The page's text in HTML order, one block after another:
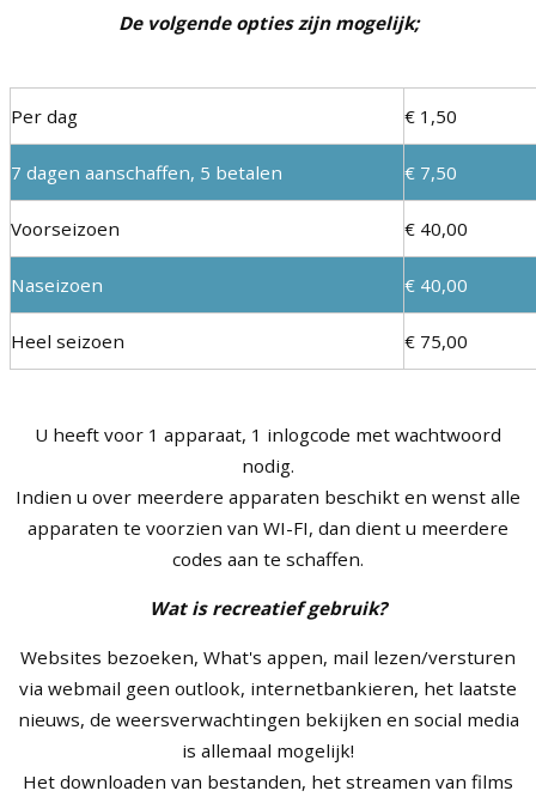
De volgende opties zijn mogelijk;
Per dag € 1,50
7 dagen aanschaffen, 5 betalen € 7,50
Voorseizoen € 40,00
Naseizoen € 40,00
Heel seizoen € 75,00
U heeft voor 1 apparaat, 1 inlogcode met wachtwoord
nodig.
Indien u over meerdere apparaten beschikt en wenst alle
apparaten te voorzien van WI-FI, dan dient u meerdere
codes aan te schaffen.
Wat is recreatief gebruik?
Websites bezoeken, What's appen, mail lezen/versturen
via webmail geen outlook, internetbankieren, het laatste
nieuws, de weersverwachtingen bekijken en social media
is allemaal mogelijk!
Het downloaden van bestanden, het streamen van films